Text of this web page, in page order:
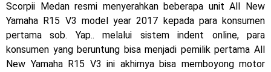
Yamaha Nmax Turbo 155 sudah lahir, Aerox Turbo hanya
tinggal menunggu waktu ?
Honda Indonesia resmi jual New CBR 1000RR-R Fireblade
Scorpii Medan resmi menyerahkan beberapa unit All New
Yamaha R15 V3 model year 2017 kepada para konsumen
pertama sob. Yap.. melalui sistem indent online, para
konsumen yang beruntung bisa menjadi pemilik pertama All
New Yamaha R15 V3 ini akhirnya bisa memboyong motor